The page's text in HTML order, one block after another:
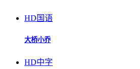
HD国语
大桥小乔
HD中字